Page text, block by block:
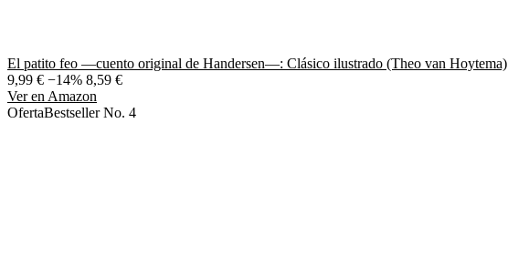
El patito feo —cuento original de Handersen—: Clásico ilustrado (Theo van Hoytema)
9,99 € −14% 8,59 €
Ver en Amazon
OfertaBestseller No. 4